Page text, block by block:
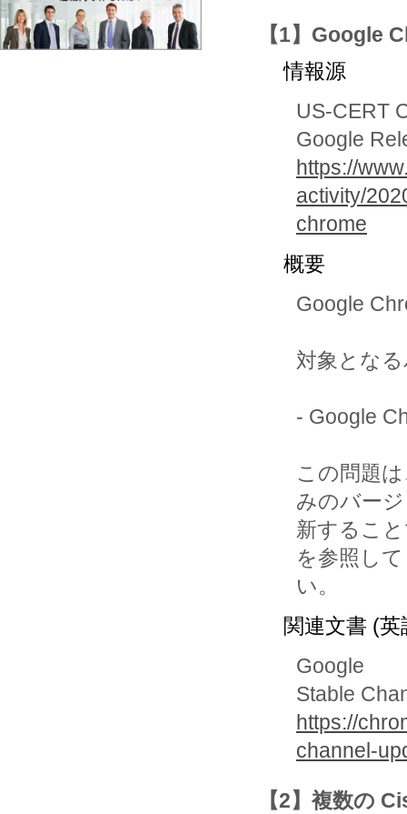
【1】Google
情報源
US-CERT
Google
https://
activity/
chrome
概要
Google
対象とな
- Google
この問題
みのバー
新するこ
を参照し
い。
関連文書 (英
Google
Stable
https://
channel-
【2】複数の